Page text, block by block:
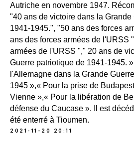
Autriche en novembre 1947.
"40 ans de victoire dans la
1941-1945.", "50 ans des forces
ans des forces armées de l'URSS
armées de l'URSS "," 20 ans de
Guerre patriotique de 1941-1945.
l'Allemagne dans la Grande
1945 »,« Pour la prise de
Vienne »,« Pour la libération de
défense du Caucase ». Il est
été enterré à Tioumen.
2021-11-20 20:11